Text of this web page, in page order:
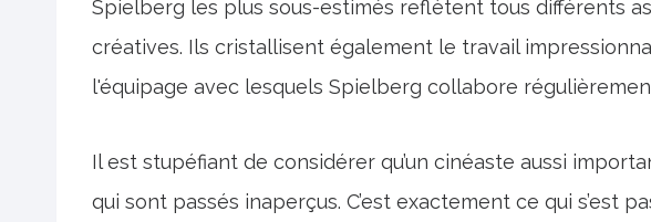
Spielberg les plus sous-estimés reflètent tous différents
créatives. Ils cristallisent également le travail
l'équipage avec lesquels Spielberg collabore
Il est stupéfiant de considérer qu’un cinéaste aussi
qui sont passés inaperçus. C’est exactement ce qui s’est